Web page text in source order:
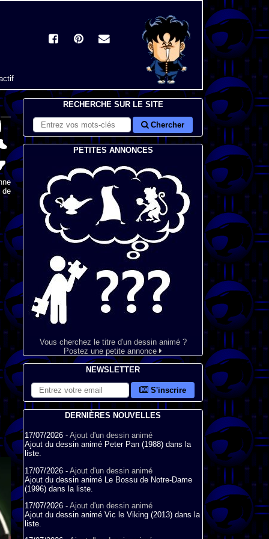
de
RECHERCHE SUR LE SITE
Chercher
PETITES ANNONCES
Vous cherchez le titre d'un dessin animé ?
Postez une petite annonce
NEWSLETTER
S'inscrire
DERNIÈRES NOUVELLES
17/07/2026 - Ajout d'un dessin animé
Ajout du dessin animé Peter Pan (1988) dans la
liste.
17/07/2026 - Ajout d'un dessin animé
Ajout du dessin animé Le Bossu de Notre-Dame
(1996) dans la liste.
17/07/2026 - Ajout d'un dessin animé
Ajout du dessin animé Vic le Viking (2013) dans la
liste.